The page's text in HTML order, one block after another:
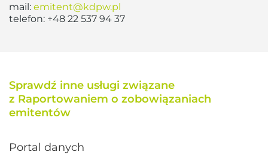
mail: emitent@kdpw.pl
telefon: +48 22 537 94 37
Sprawdź inne usługi związane
z Raportowaniem o zobowiązaniach
emitentów
Portal danych